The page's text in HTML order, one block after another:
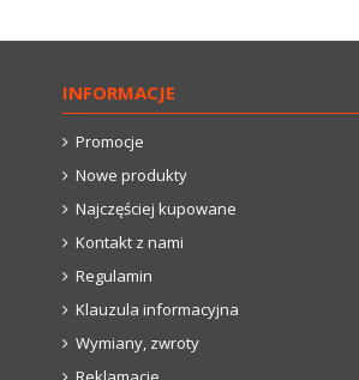
INFORMACJE
Promocje
Nowe produkty
Najczęściej kupowane
Kontakt z nami
Regulamin
Klauzula informacyjna
Wymiany, zwroty